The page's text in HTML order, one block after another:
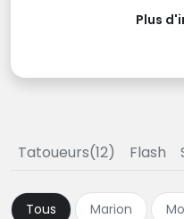
Plus
Tatoueurs(12) Flash
Tous Marion